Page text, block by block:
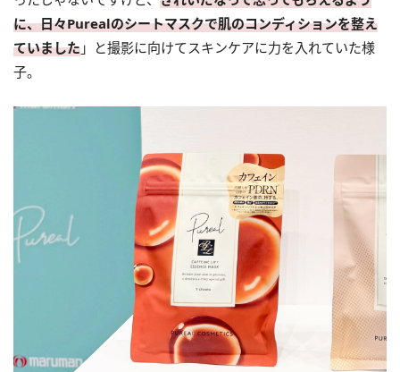
に、日々Purealのシートマスクで肌のコンディションを整え
ていました 」と撮影に向けてスキンケアに力を入れていた様
子。